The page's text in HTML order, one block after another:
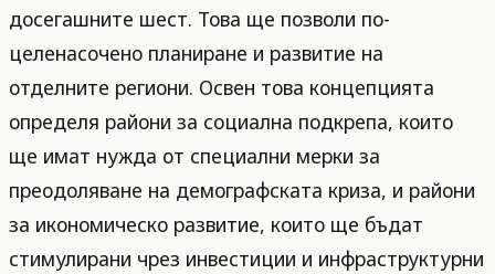
досегашните шест. Това ще позволи по-
целенасочено планиране и развитие на
отделните региони. Освен това концепцията
определя райони за социална подкрепа, които
ще имат нужда от специални мерки за
преодоляване на демографската криза, и райони
за икономическо развитие, които ще бъдат
стимулирани чрез инвестиции и инфраструктурни